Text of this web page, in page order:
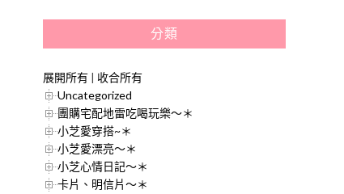
分類
展開所有 | 收合所有
Uncategorized
團購宅配地雷吃喝玩樂～＊
小芝愛穿搭~＊
小芝愛漂亮～＊
小芝心情日記～＊
卡片、明信片～＊